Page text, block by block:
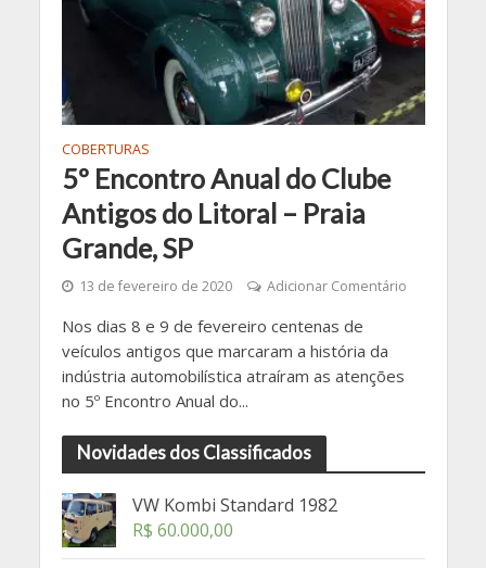
COBERTURAS
5º Encontro Anual do Clube
Antigos do Litoral – Praia
Grande, SP
13 de fevereiro de 2020 Adicionar Comentário
Nos dias 8 e 9 de fevereiro centenas de
veículos antigos que marcaram a história da
indústria automobilística atraíram as atenções
no 5º Encontro Anual do...
Novidades dos Classificados
VW Kombi Standard 1982
R$ 60.000,00